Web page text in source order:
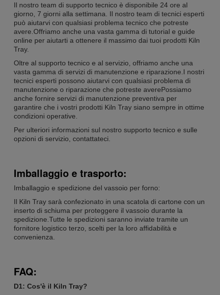
Il nostro team di supporto tecnico è disponibile 24 ore al
giorno, 7 giorni alla settimana. Il nostro team di tecnici esperti
può aiutarvi con qualsiasi problema tecnico che potreste
avere.Offriamo anche una vasta gamma di tutorial e guide
online per aiutarti a ottenere il massimo dai tuoi prodotti Kiln
Tray.
Oltre al supporto tecnico e al servizio, offriamo anche una
vasta gamma di servizi di manutenzione e riparazione.I nostri
tecnici esperti possono aiutarvi con qualsiasi problema di
manutenzione o riparazione che potreste averePossiamo
anche fornire servizi di manutenzione preventiva per
garantire che i vostri prodotti Kiln Tray siano sempre in ottime
condizioni operative.
Per ulteriori informazioni sul nostro supporto tecnico e sulle
opzioni di servizio, contattateci.
Imballaggio e trasporto:
Imballaggio e spedizione del vassoio per forno:
Il Kiln Tray sarà confezionato in una scatola di cartone con un
inserto di schiuma per proteggere il vassoio durante la
spedizione.Tutte le spedizioni saranno inviate tramite un
fornitore logistico terzo, scelti per la loro affidabilità e
convenienza.
FAQ:
D1: Cos'è il Kiln Tray?